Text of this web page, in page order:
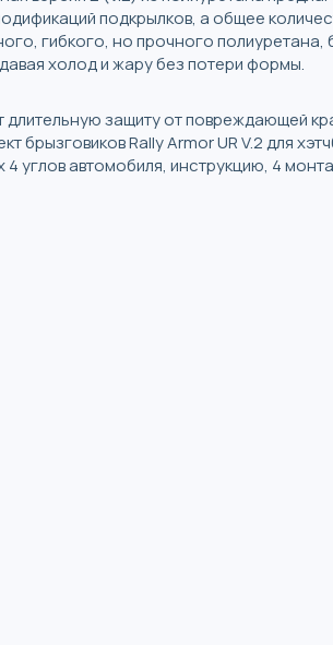
подкрылков, а общее
гибкого, но прочного полиуретана,
холод и жару без потери формы.
защиту от повреждающей
брызговиков Rally Armor UR V.2 для
4 углов автомобиля, инструкцию, 4